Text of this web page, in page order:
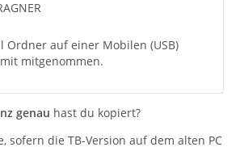
Ordner auf einer Mobilen (USB)
mitgenommen.
genau hast du kopiert?
sofern die TB-Version auf dem alten PC